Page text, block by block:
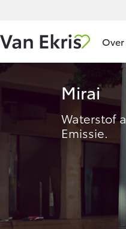
Mirai
Waterstof
Emissie.